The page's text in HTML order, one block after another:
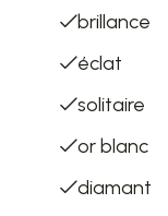
brillance
éclat
solitaire
or blanc
diamant